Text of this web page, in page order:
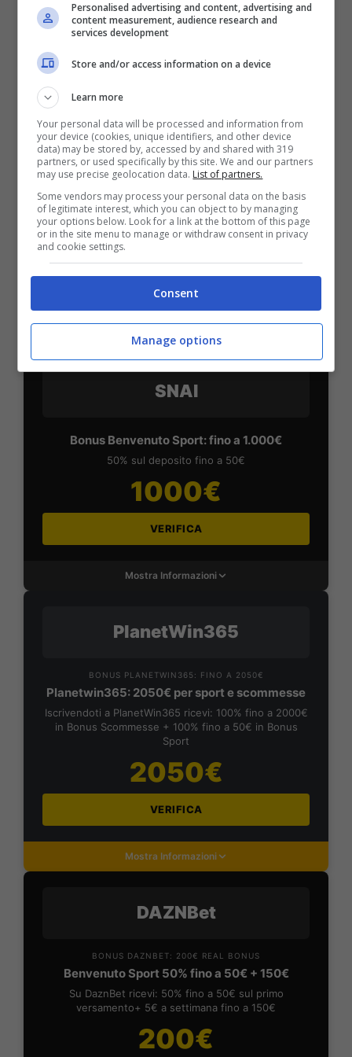
VERIFICA
BONUS BENVENUTO LOTTOMATICA: 2050€
Fino a 2050€ bonus scommesse e sport
Per i nuovi utenti della piattaforma: 100% fino a 50€ in
Bonus Scommesse + 100% fino a 2000€ in Bonus
Sport
2050€
VERIFICA
Mostra Informazioni
SNAI
Bonus Benvenuto Sport: fino a 1.000€
50% sul deposito fino a 50€
1000€
VERIFICA
Mostra Informazioni
PlanetWin365
BONUS PLANETWIN365: FINO A 2050€
Planetwin365: 2050€ per sport e scommesse
Iscrivendoti a PlanetWin365 ricevi: 100% fino a 2000€
in Bonus Scommesse + 100% fino a 50€ in Bonus
Sport
2050€
VERIFICA
Mostra Informazioni
DAZNBet
BONUS DAZNBET: 200€ REAL BONUS
Benvenuto Sport 50% fino a 50€ + 150€
Su DaznBet ricevi: 50% fino a 50€ sul primo
versamento+ 5€ a settimana fino a 150€
200€
Personalised advertising and content, advertising and
content measurement, audience research and
services development
Store and/or access information on a device
Learn more
Your personal data will be processed and information from
your device (cookies, unique identifiers, and other device
data) may be stored by, accessed by and shared with 319
partners, or used specifically by this site. We and our partners
may use precise geolocation data. List of partners.
Some vendors may process your personal data on the basis
of legitimate interest, which you can object to by managing
your options below. Look for a link at the bottom of this page
or in the site menu to manage or withdraw consent in privacy
and cookie settings.
Consent
Manage options